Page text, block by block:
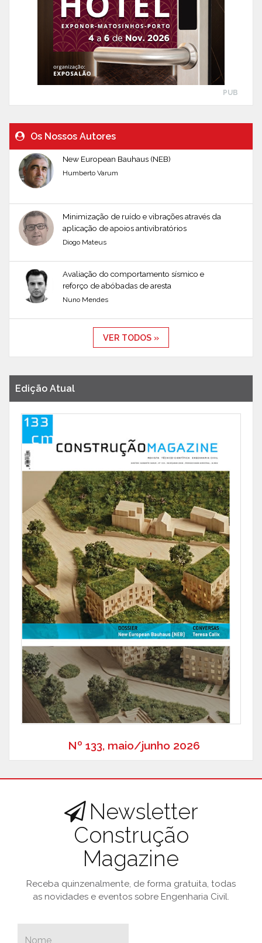
PUB
Os Nossos Autores
New European Bauhaus (NEB)
Humberto Varum
Minimização de ruído e vibrações através da
aplicação de apoios antivibratórios
Diogo Mateus
Avaliação do comportamento sísmico e
reforço de abóbadas de aresta
Nuno Mendes
VER TODOS »
Edição Atual
Nº 133, maio/junho 2026
Newsletter
Construção
Magazine
Receba quinzenalmente, de forma gratuita, todas
as novidades e eventos sobre Engenharia Civil.